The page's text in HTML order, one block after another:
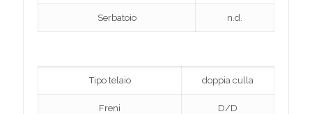
Serbatoio n.d.
Tipo telaio doppia culla
Freni D/D